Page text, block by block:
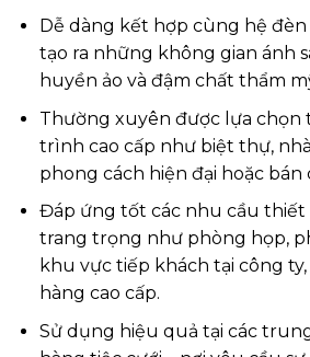
Dễ dàng kết hợp cùng hệ
tạo ra những không gian ánh
huyền ảo và đậm chất thẩm
Thường xuyên được lựa chọn
trình cao cấp như biệt thự,
phong cách hiện đại hoặc bán
Đáp ứng tốt các nhu cầu thiết
trang trọng như phòng họp,
khu vực tiếp khách tại công
hàng cao cấp.
Sử dụng hiệu quả tại các